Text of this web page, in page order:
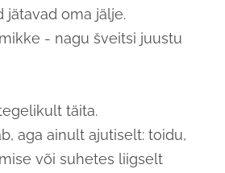
jätavad oma jälje.
- nagu šveitsi juustu
täita.
aga ainult ajutiselt: toidu,
või suhetes liigselt